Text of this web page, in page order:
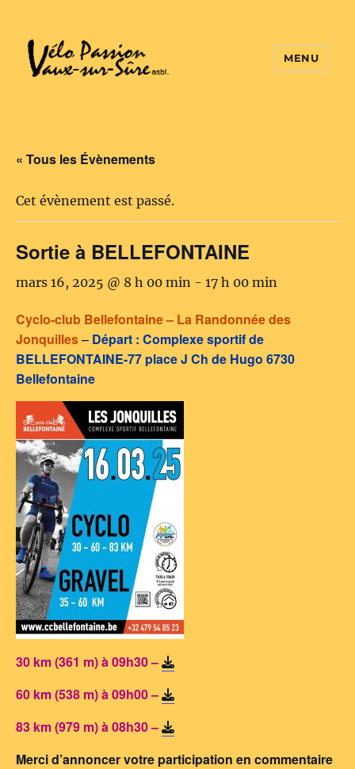
MENU
« Tous les Évènements
Cet évènement est passé.
Sortie à BELLEFONTAINE
mars 16, 2025 @ 8 h 00 min - 17 h 00 min
Cyclo-club Bellefontaine – La Randonnée des
Jonquilles– Départ : Complexe sportif de
BELLEFONTAINE-77 place J Ch de Hugo 6730
Bellefontaine
30 km (361 m) à 09h30 –
60 km (538 m) à 09h00 –
83 km (979 m) à 08h30 –
Merci d’annoncer votre participation en commentaire